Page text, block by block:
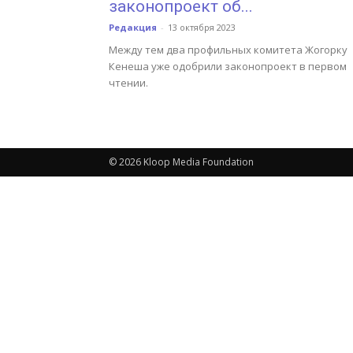
законопроект об...
Редакция - 13 октября 2023
Между тем два профильных комитета Жогорку
Кенеша уже одобрили законопроект в первом
чтении.
© 2026 Kloop Media Foundation